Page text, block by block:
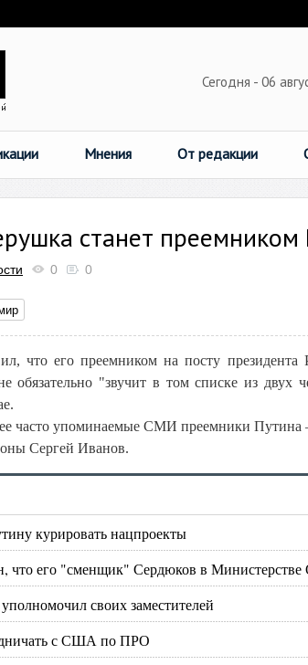
Сегодня - 06
Мнения От редакции
станет преемником
0 0
что его преемником на посту
обязательно "звучит в том списке из двух
часто упоминаемые СМИ преемники
Сергей Иванов.
курировать нацпроекты
что его "сменщик" Сердюков в Министерстве
своих заместителей
с США по ПРО